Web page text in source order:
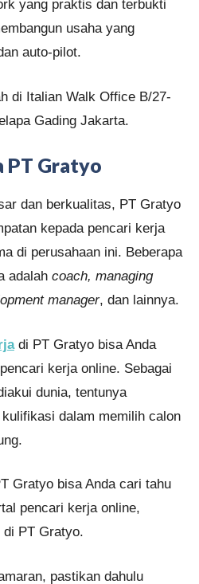
yang praktis dan terbukti
usaha yang
auto-pilot.
di Italian Walk Office B/27-
Gading Jakarta.
PT Gratyo
dan berkualitas, PT Gratyo
kepada pencari kerja
di perusahaan ini. Beberapa
adalah coach, managing
manager, dan lainnya.
di PT Gratyo bisa Anda
kerja online. Sebagai
dunia, tentunya
dalam memilih calon
Gratyo bisa Anda cari tahu
pencari kerja online,
PT Gratyo.
pastikan dahulu